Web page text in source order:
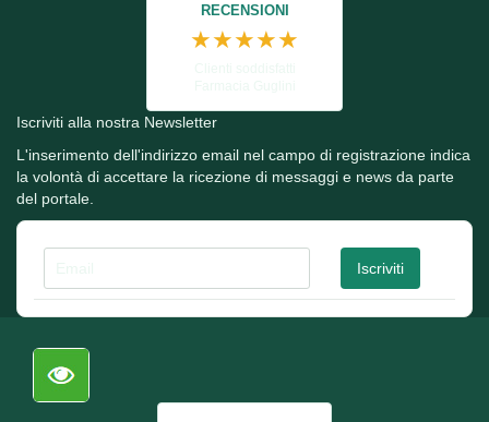
RECENSIONI
★★★★★
Iscriviti alla nostra Newsletter
L'inserimento dell'indirizzo email nel campo di registrazione indica
la volontà di accettare la ricezione di messaggi e news da parte
del portale.